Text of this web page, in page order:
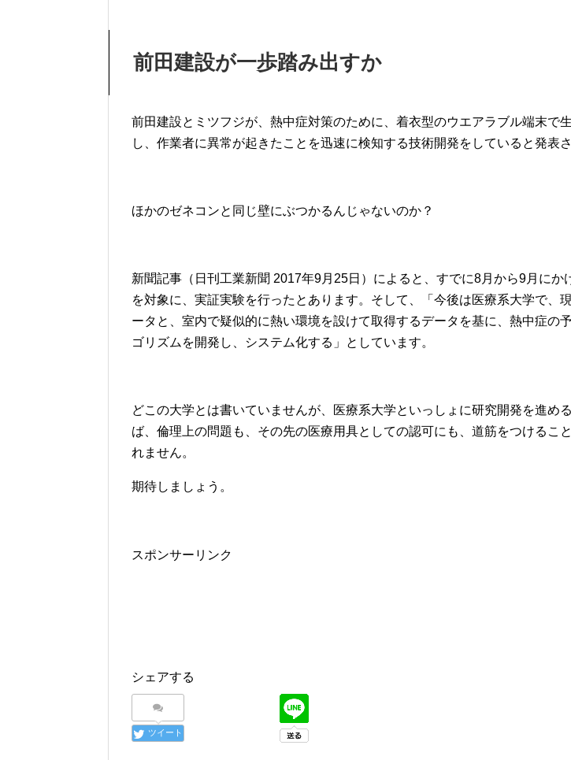
前田建設が一歩踏み出すか
前田建設とミツフジが、熱中症対策のために、着衣型のウエアラブル端末で
し、作業者に異常が起きたことを迅速に検知する技術開発をしていると発表さ
ほかのゼネコンと同じ壁にぶつかるんじゃないのか？
新聞記事（日刊工業新聞 2017年9月25日）によると、すでに8月から9月にか
を対象に、実証実験を行ったとあります。そして、「今後は医療系大学で、
ータと、室内で疑似的に熱い環境を設けて取得するデータを基に、熱中症の
ゴリズムを開発し、システム化する」としています。
どこの大学とは書いていませんが、医療系大学といっしょに研究開発を進め
ば、倫理上の問題も、その先の医療用具としての認可にも、道筋をつけるこ
れません。
期待しましょう。
スポンサーリンク
シェアする
ツイート